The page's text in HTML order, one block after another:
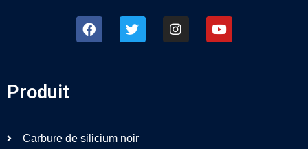
Produit
Carbure de silicium noir